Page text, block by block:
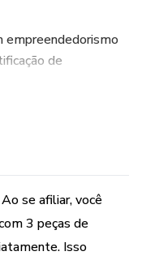
empreendedorismo
de
equipes e muito
habilidades
e habilidades de
ferramentas e
empreendedoras
se afiliar, você
3 peças de
Isso